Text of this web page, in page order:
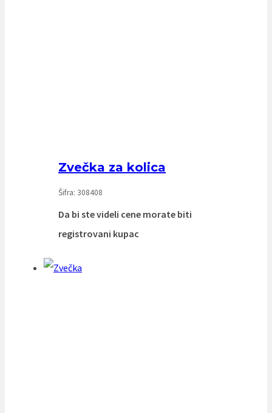
Zvečka za kolica
Šifra: 308408
Da bi ste videli cene morate biti
registrovani kupac